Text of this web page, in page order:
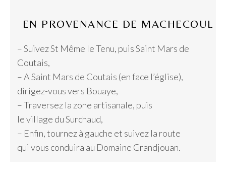
EN PROVENANCE DE MACHECOUL
– Suivez St Même le Tenu, puis Saint Mars de
Coutais,
– A Saint Mars de Coutais (en face l’église),
dirigez-vous vers Bouaye,
– Traversez la zone artisanale, puis
le village du Surchaud,
– Enfin, tournez à gauche et suivez la route
qui vous conduira au Domaine Grandjouan.